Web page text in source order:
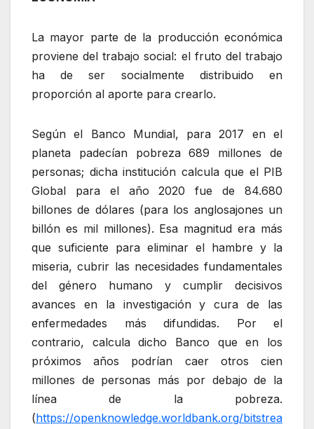
La mayor parte de la producción económica
proviene del trabajo social: el fruto del trabajo
ha de ser socialmente distribuido en
proporción al aporte para crearlo.
Según el Banco Mundial, para 2017 en el
planeta padecían pobreza 689 millones de
personas; dicha institución calcula que el PIB
Global para el año 2020 fue de 84.680
billones de dólares (para los anglosajones un
billón es mil millones). Esa magnitud era más
que suficiente para eliminar el hambre y la
miseria, cubrir las necesidades fundamentales
del género humano y cumplir decisivos
avances en la investigación y cura de las
enfermedades más difundidas. Por el
contrario, calcula dicho Banco que en los
próximos años podrían caer otros cien
millones de personas más por debajo de la
línea de la pobreza.
(https://openknowledge.worldbank.org/bitstrea